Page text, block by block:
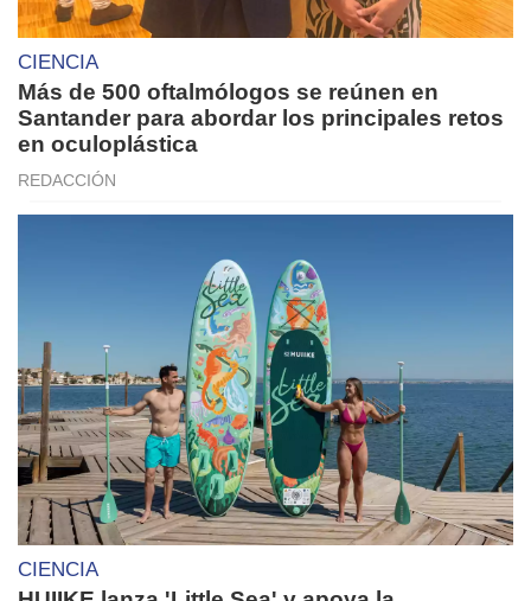
CIENCIA
Más de 500 oftalmólogos se reúnen en
Santander para abordar los principales retos
en oculoplástica
REDACCIÓN
CIENCIA